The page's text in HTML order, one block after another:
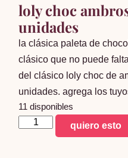
loly choc
unidades
la clásica paleta de
clásico que no puede
del clásico loly choc de
unidades. agrega los
11 disponibles
quiero esto